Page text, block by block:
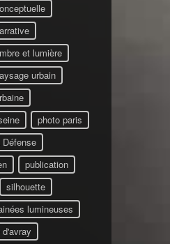
et lumière
urbain
photo paris
publication
silhouette
lumineuses